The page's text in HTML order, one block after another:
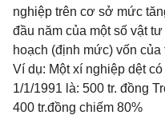
nghiệp trên cơ sở mức
đầu năm của một số vật
hoạch (định mức) vốn
Ví dụ: Một xí nghiệp dệt
1/1/1991 là: 500 tr. đồng
400 tr.đồng chiếm 80%